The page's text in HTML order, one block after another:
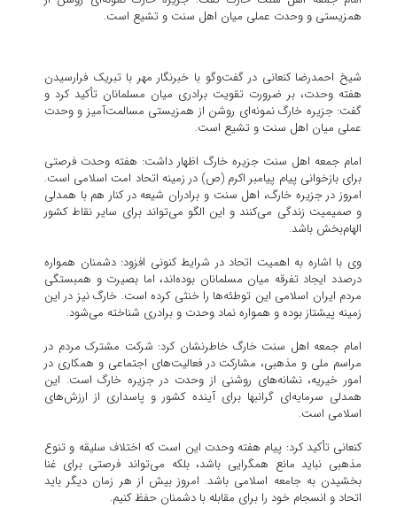
همزیستی و وحدت عملی میان اهل سنت و تشیع است.
شیخ احمدرضا کنعانی در گفت‌وگو با خبرنگار مهر با تبریک فرارسیدن
هفته وحدت، بر ضرورت تقویت برادری میان مسلمانان تأکید کرد و
گفت: جزیره خارگ نمونه‌ای روشن از همزیستی مسالمت‌آمیز و وحدت
عملی میان اهل سنت و تشیع است.
امام جمعه اهل سنت جزیره خارگ اظهار داشت: هفته وحدت فرصتی
برای بازخوانی پیام پیامبر اکرم (ص) در زمینه اتحاد امت اسلامی است.
امروز در جزیره خارگ، اهل سنت و برادران شیعه در کنار هم با همدلی
و صمیمیت زندگی می‌کنند و این الگو می‌تواند برای سایر نقاط کشور
الهام‌بخش باشد.
وی با اشاره به اهمیت اتحاد در شرایط کنونی افزود: دشمنان همواره
درصدد ایجاد تفرقه میان مسلمانان بوده‌اند، اما بصیرت و همبستگی
مردم ایران اسلامی این توطئه‌ها را خنثی کرده است. خارگ نیز در این
زمینه پیشتاز بوده و همواره نماد وحدت و برادری شناخته می‌شود.
امام جمعه اهل سنت خارگ خاطرنشان کرد: شرکت مشترک مردم در
مراسم ملی و مذهبی، مشارکت در فعالیت‌های اجتماعی و همکاری در
امور خیریه، نشانه‌های روشنی از وحدت در جزیره خارگ است. این
همدلی سرمایه‌ای گرانبها برای آینده کشور و پاسداری از ارزش‌های
اسلامی است.
کنعانی تأکید کرد: پیام هفته وحدت این است که اختلاف سلیقه و تنوع
مذهبی نباید مانع همگرایی باشد، بلکه می‌تواند فرصتی برای غنا
بخشیدن به جامعه اسلامی باشد. امروز بیش از هر زمان دیگر باید
اتحاد و انسجام خود را برای مقابله با دشمنان حفظ کنیم.